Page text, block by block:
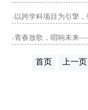
· 以跨学科项目为引擎
·青春放歌，唱响未来
首页 上一页